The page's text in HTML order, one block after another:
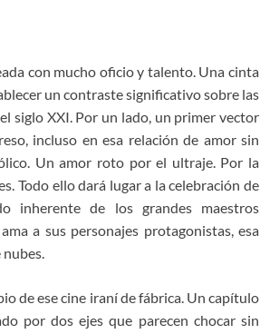
con mucho oficio y talento. Una cinta
un contraste significativo sobre las
siglo XXI. Por un lado, un primer vector
incluso en esa relación de amor sin
Un amor roto por el ultraje. Por la
Todo ello dará lugar a la celebración de
inherente de los grandes maestros
a sus personajes protagonistas, esa
nubes.
de ese cine iraní de fábrica. Un capítulo
por dos ejes que parecen chocar sin